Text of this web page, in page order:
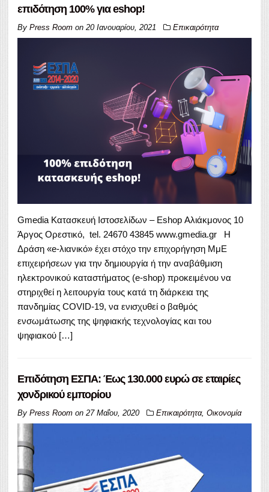
επιδότηση 100% για eshop!
By Press Room on 20 Ιανουαρίου, 2021 Επικαιρότητα
Gmedia Κατασκευή Ιστοσελίδων – Eshop Αλιάκμονος 10
Άργος Ορεστικό, tel. 24670 43845 www.gmedia.gr Η
Δράση «e-λιανικό» έχει στόχο την επιχορήγηση ΜμΕ
επιχειρήσεων για την δημιουργία ή την αναβάθμιση
ηλεκτρονικού καταστήματος (e-shop) προκειμένου να
στηριχθεί η λειτουργία τους κατά τη διάρκεια της
πανδημίας COVID-19, να ενισχυθεί ο βαθμός
ενσωμάτωσης της ψηφιακής τεχνολογίας και του
ψηφιακού […]
Επιδότηση ΕΣΠΑ: Έως 130.000 ευρώ σε εταιρίες
χονδρικού εμπορίου
By Press Room on 27 Μαΐου, 2020 Επικαιρότητα, Οικονομία